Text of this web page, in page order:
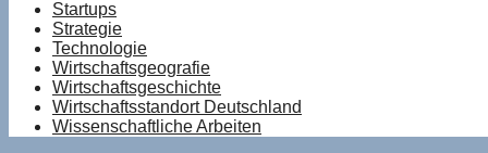
Startups
Strategie
Technologie
Wirtschaftsgeografie
Wirtschaftsgeschichte
Wirtschaftsstandort Deutschland
Wissenschaftliche Arbeiten